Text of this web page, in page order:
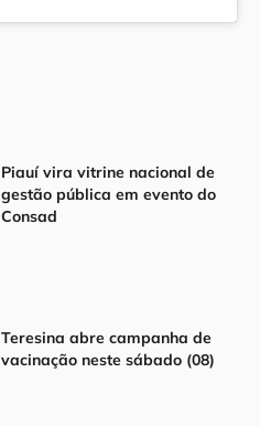
Piauí vira vitrine nacional de
gestão pública em evento do
Consad
Teresina abre campanha de
vacinação neste sábado (08)